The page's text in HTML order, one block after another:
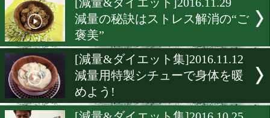
減量中のお好み焼きに大満
[減量&ダイエット
減量中はこの豚汁を食べて
走りに